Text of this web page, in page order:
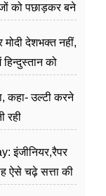
को पछाड़कर बने
मोदी देशभक्त नहीं,
को
कहा- उल्टी करने
रही
इंजीनियर,रैपर
ऐसे चढ़े सत्ता की